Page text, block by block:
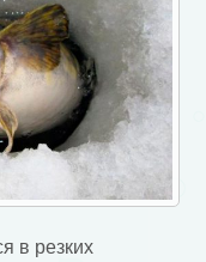
в резких